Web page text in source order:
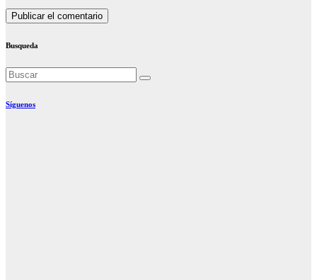
Busqueda
Síguenos